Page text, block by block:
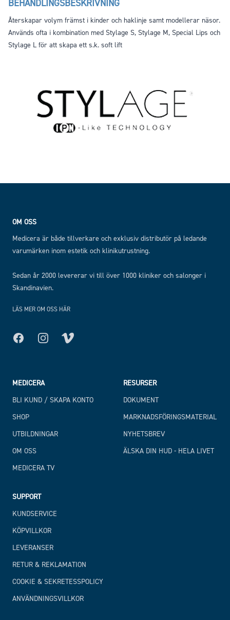
BEHANDLINGSBESKRIVNING
Återskapar volym främst i kinder och haklinje samt modellerar näsor.
Används ofta i kombination med Stylage S, Stylage M, Special Lips och
Stylage L för att skapa ett s.k. soft lift
OM OSS
Medicera är både tillverkare och exklusiv distributör på ledande
varumärken inom estetik och klinikutrustning.
Sedan år 2000 levererar vi till över 1000 kliniker och salonger i
Skandinavien.
LÄS MER OM OSS HÄR
FacebookInstagram
MEDICERA
BLI KUND / SKAPA KONTO
SHOP
UTBILDNINGAR
OM OSS
MEDICERA TV
RESURSER
DOKUMENT
MARKNADSFÖRINGSMATERIAL
NYHETSBREV
ÄLSKA DIN HUD - HELA LIVET
SUPPORT
KUNDSERVICE
KÖPVILLKOR
LEVERANSER
RETUR & REKLAMATION
COOKIE & SEKRETESSPOLICY
ANVÄNDNINGSVILLKOR